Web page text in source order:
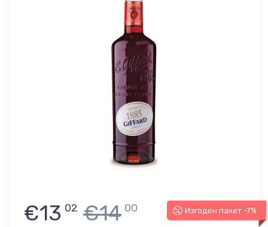
Изгоден пакет -7%
€13 02 €14 00